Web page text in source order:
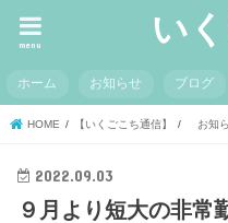
い
menu
ホーム お知らせ ブログ
HOME 【いくごこち通信】 お知
2022.09.03
９月より短大の非常